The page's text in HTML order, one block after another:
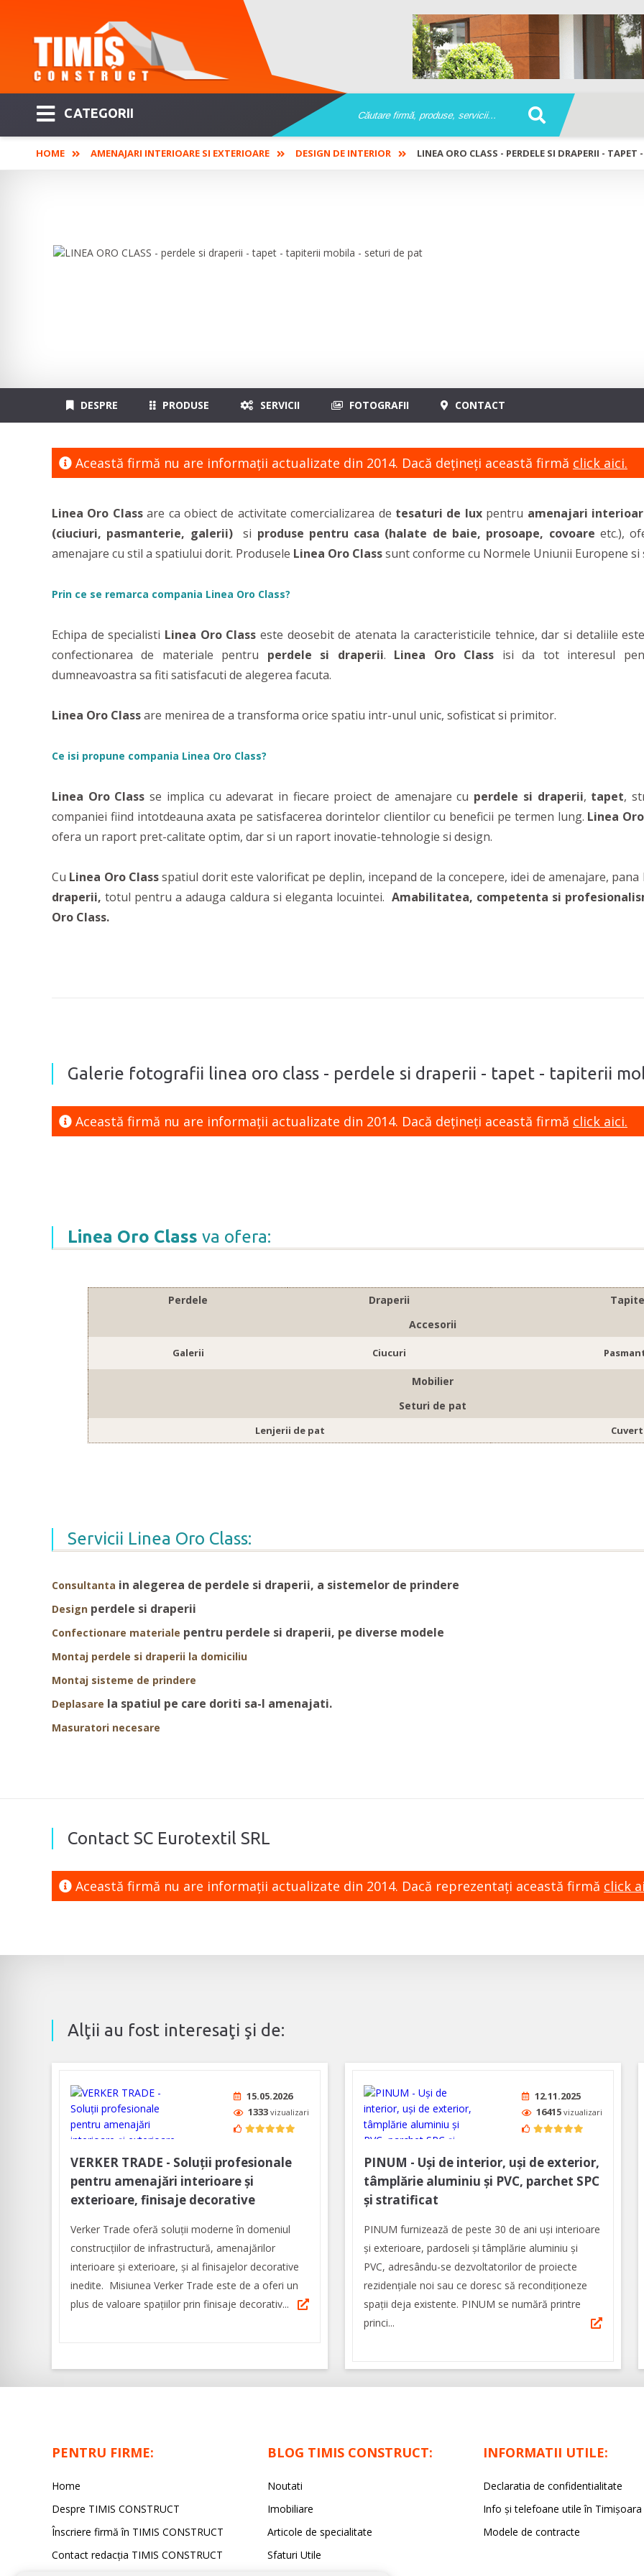
CATEGORII
HOME AMENAJARI INTERIOARE SI EXTERIOARE DESIGN DE INTERIOR LINEA ORO CLASS - PERDELE SI DRAPERII -
DESPRE PRODUSE SERVICII FOTOGRAFII CONTACT
Această firmă nu are informaţii actualizate din 2014. Dacă dețineți această firmă click aici.
Linea Oro Classare ca obiect de activitate comercializarea de tesaturi de luxpentru amenajari
(ciuciuri, pasmanterie, galerii)
si produse pentru casa (halate de baie, prosoape, covoare etc.),
amenajare cu stil a spatiului dorit. Produsele Linea Oro Classsunt conforme cu Normele Uniunii Europene si
Prin ce se remarca compania Linea Oro Class?
Echipa de specialisti Linea Oro Class este deosebit de atenata la caracteristicile tehnice, dar si detaliile
confectionarea de materiale pentru perdele si draperii. Linea Oro Class isi da tot interesul
dumneavoastra sa fiti satisfacuti de alegerea facuta.
Linea Oro Classare menirea de a transforma orice spatiu intr-unul unic, sofisticat si primitor.
Ce isi propune compania Linea Oro Class?
Linea Oro Class se implica cu adevarat in fiecare proiect de amenajare cu perdele si draperii, tapet,
companiei fiind intotdeauna axata pe satisfacerea dorintelor clientilor cu beneficii pe termen lung. Linea
ofera un raport pret-calitate optim, dar si un raport inovatie-tehnologie si design.
Cu Linea Oro Classspatiul dorit este valorificat pe deplin, incepand de la concepere, idei de amenajare,
draperii,totul pentru a adauga caldura si eleganta locuintei.Amabilitatea, competenta si
Oro Class.
Galerie fotografii linea oro class - perdele si draperii - tapet - tapiterii
Această firmă nu are informaţii actualizate din 2014. Dacă dețineți această firmă click aici.
Linea Oro Class va ofera:
Perdele Draperii
Accesorii
Galerii Ciucuri
Mobilier
Seturi de pat
Lenjerii de pat
Servicii Linea Oro Class:
Consultanta in alegerea de perdele si draperii, a sistemelor de prindere
Design perdele si draperii
Confectionare materiale pentru perdele si draperii, pe diverse modele
Montaj perdele si draperii la domiciliu
Montaj sisteme de prindere
Deplasare la spatiul pe care doriti sa-l amenajati.
Masuratori necesare
Contact SC Eurotextil SRL
Această firmă nu are informaţii actualizate din 2014. Dacă reprezentaţi această firmă click
Alţii au fost interesaţi şi de:
15.05.2026
1333 vizualizari
VERKER TRADE - Soluţii profesionale
pentru amenajări interioare şi
exterioare, finisaje decorative
Verker Trade oferă soluţii moderne în domeniul
construcţiilor de infrastructură, amenajărilor
interioare şi exterioare, şi al finisajelor decorative
inedite. Misiunea Verker Trade este de a oferi un
plus de valoare spaţiilor prin finisaje decorativ...
12.11.2025
16415 vizualizari
PINUM - Uși de interior, uși de exterior,
tâmplărie aluminiu şi PVC, parchet SPC
și stratificat
PINUM furnizează de peste 30 de ani uși interioare
şi exterioare, pardoseli şi tâmplărie aluminiu şi
PVC, adresându-se dezvoltatorilor de proiecte
rezidențiale noi sau ce doresc să recondiționeze
spații deja existente. PINUM se numără printre
princi...
PENTRU FIRME:
Home
Despre TIMIS CONSTRUCT
Înscriere firmă în TIMIS CONSTRUCT
Contact redacția TIMIS CONSTRUCT
BLOG TIMIS CONSTRUCT:
Noutati
Imobiliare
Articole de specialitate
Sfaturi Utile
INFORMATII UTILE:
Declaratia de confidentialitate
Info și telefoane utile în Timișoara
Modele de contracte